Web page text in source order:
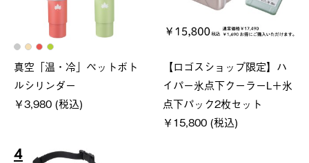
真空「温・冷」ペットボト
ルシリンダー
￥3,980 (税込)
【ロゴスショップ限定】ハ
イパー氷点下クーラーL＋氷
点下パック2枚セット
￥15,800 (税込)
4